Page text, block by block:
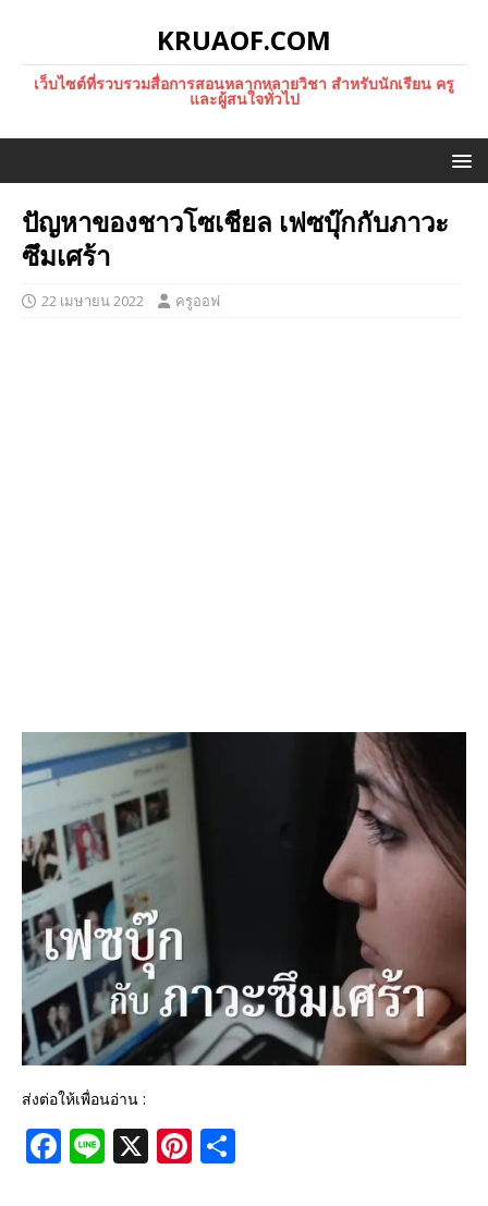
KRUAOF.COM
เว็บไซต์ที่รวบรวมสื่อการสอนหลากหลายวิชา สำหรับนักเรียน ครู
และผู้สนใจทั่วไป
ปัญหาของชาวโซเชียล เฟซบุ๊กกับภาวะ
ซึมเศร้า
22 เมษายน 2022 ครูออฟ
ส่งต่อให้เพื่อนอ่าน :
F Li X Pi